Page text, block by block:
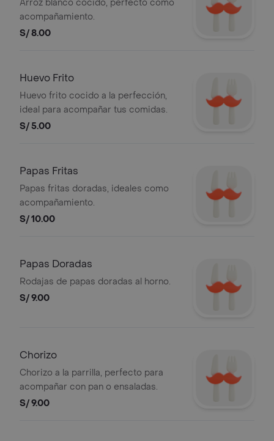
Arroz blanco cocido, perfecto como
acompañamiento.
S/ 8.00
Huevo Frito
Huevo frito cocido a la perfección,
ideal para acompañar tus comidas.
S/ 5.00
Papas Fritas
Papas fritas doradas, ideales como
acompañamiento.
S/ 10.00
Papas Doradas
Rodajas de papas doradas al horno.
S/ 9.00
Chorizo
Chorizo a la parrilla, perfecto para
acompañar con pan o ensaladas.
S/ 9.00